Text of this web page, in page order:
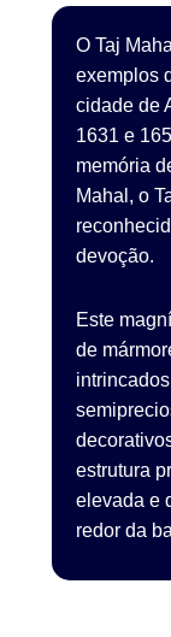
O Taj
exemplos
cidade de
1631 e
memória
Mahal, o
devoção.
Este
de
estrutura
elevada e
redor da